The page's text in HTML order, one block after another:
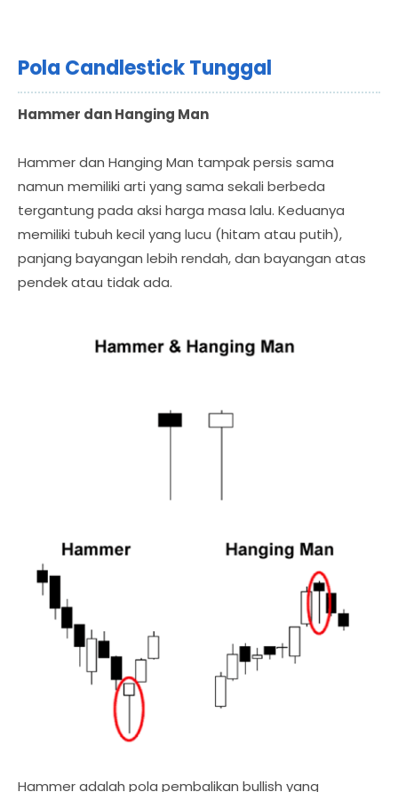
Pola Candlestick Tunggal
Hammer dan Hanging Man
Hammer dan Hanging Man tampak persis sama
namun memiliki arti yang sama sekali berbeda
tergantung pada aksi harga masa lalu. Keduanya
memiliki tubuh kecil yang lucu (hitam atau putih),
panjang bayangan lebih rendah, dan bayangan atas
pendek atau tidak ada.
Hammer adalah pola pembalikan bullish yang